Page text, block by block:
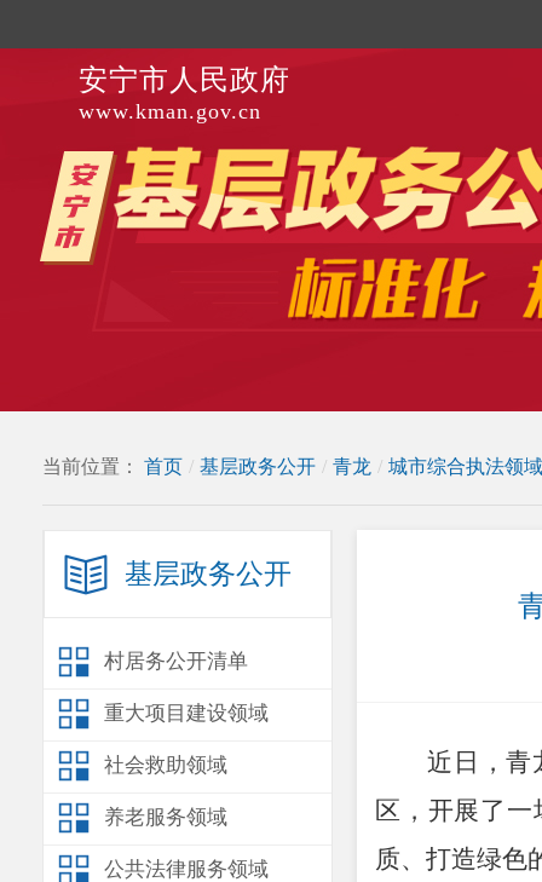
安宁市人民政府
www.kman.gov.cn
当前位置： 首页 / 基层政务公开 / 青龙 / 城市综合执法领域
基层政务公开
村居务公开清单
重大项目建设领域
社会救助领域
养老服务领域
公共法律服务领域
近日，青
区，开展了
质、打造绿色